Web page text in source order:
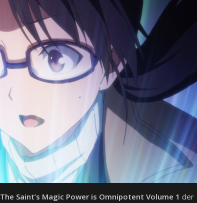
The Saint’s Magic Power is Omnipotent Volume 1 der